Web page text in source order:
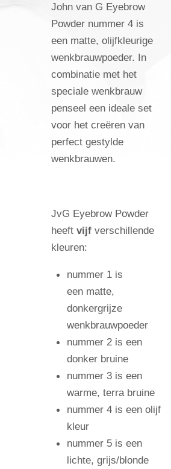
John van G Eyebrow
Powder nummer 4 is
een matte, olijfkleurige
wenkbrauwpoeder. In
combinatie met het
speciale wenkbrauw
penseel een ideale set
voor het creëren van
perfect gestylde
wenkbrauwen.
JvG Eyebrow Powder
heeft vijf verschillende
kleuren:
nummer 1 is
een matte,
donkergrijze
wenkbrauwpoeder
nummer 2 is een
donker bruine
nummer 3 is een
warme, terra bruine
nummer 4 is een olijf
kleur
nummer 5 is een
lichte, grijs/blonde